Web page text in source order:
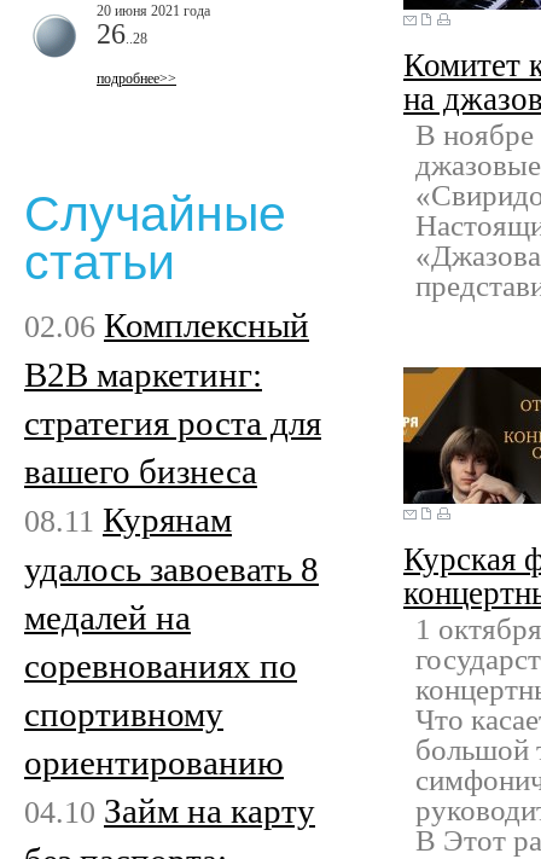
Комитет
на
В ноябре
Курская
1
Что
большой
В Этот
20 июня 2021 года
26 ..28
подробнее>>
Случайные
статьи
02.06 Комплексный
B2B маркетинг:
стратегия роста для
вашего бизнеса
08.11 Курянам
удалось завоевать 8
медалей на
соревнованиях по
спортивному
ориентированию
04.10 Займ на карту